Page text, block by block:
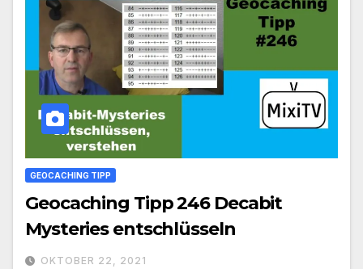
GEOCACHING TIPP
Geocaching Tipp 246 Decabit
Mysteries entschlüsseln
OKTOBER 22, 2021